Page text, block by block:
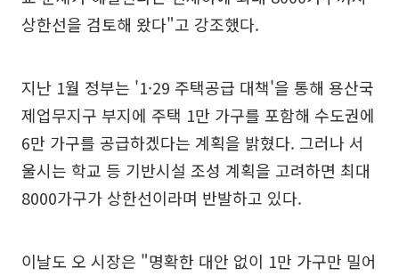
상한선을 검토해 왔다"고 강조했다.
지난 1월 정부는 '1·29 주택공급 대책'을 통해 용산국
제업무지구 부지에 주택 1만 가구를 포함해 수도권에
6만 가구를 공급하겠다는 계획을 밝혔다. 그러나 서
울시는 학교 등 기반시설 조성 계획을 고려하면 최대
8000가구가 상한선이라며 반발하고 있다.
이날도 오 시장은 "명확한 대안 없이 1만 가구만 밀어